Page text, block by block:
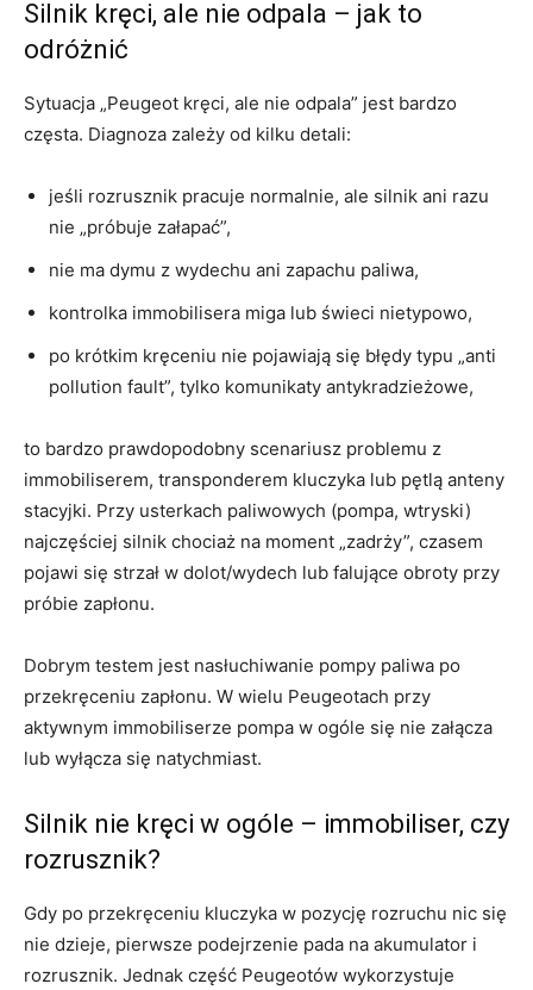
Silnik kręci, ale nie odpala – jak to
odróżnić
Sytuacja „Peugeot kręci, ale nie odpala” jest bardzo
częsta. Diagnoza zależy od kilku detali:
jeśli rozrusznik pracuje normalnie, ale silnik ani razu
nie „próbuje załapać”,
nie ma dymu z wydechu ani zapachu paliwa,
kontrolka immobilisera miga lub świeci nietypowo,
po krótkim kręceniu nie pojawiają się błędy typu „anti
pollution fault”, tylko komunikaty antykradzieżowe,
to bardzo prawdopodobny scenariusz problemu z
immobiliserem, transponderem kluczyka lub pętlą anteny
stacyjki. Przy usterkach paliwowych (pompa, wtryski)
najczęściej silnik chociaż na moment „zadrży”, czasem
pojawi się strzał w dolot/wydech lub falujące obroty przy
próbie zapłonu.
Dobrym testem jest nasłuchiwanie pompy paliwa po
przekręceniu zapłonu. W wielu Peugeotach przy
aktywnym immobiliserze pompa w ogóle się nie załącza
lub wyłącza się natychmiast.
Silnik nie kręci w ogóle – immobiliser, czy
rozrusznik?
Gdy po przekręceniu kluczyka w pozycję rozruchu nic się
nie dzieje, pierwsze podejrzenie pada na akumulator i
rozrusznik. Jednak część Peugeotów wykorzystuje